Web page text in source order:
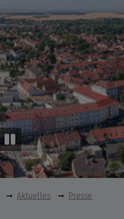
Aktuelles
Presse